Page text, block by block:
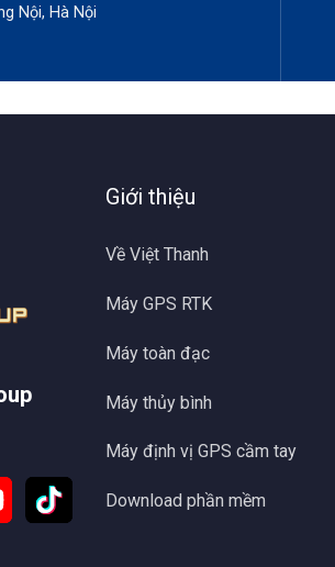
Nội, Hà Nội
Giới thiệu
Về Việt Thanh
Máy GPS RTK
Máy toàn đạc
Máy thủy bình
Máy định vị GPS cầm tay
Download phần mềm